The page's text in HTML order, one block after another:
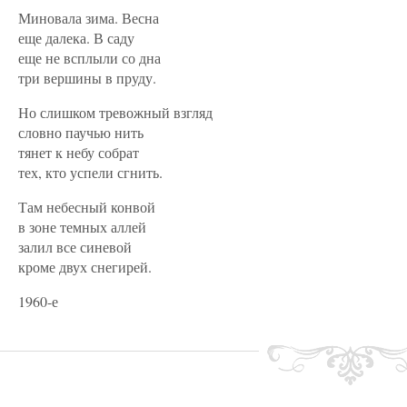
Миновала зима. Весна
еще далека. В саду
еще не всплыли со дна
три вершины в пруду.
Но слишком тревожный взгляд
словно паучью нить
тянет к небу собрат
тех, кто успели сгнить.
Там небесный конвой
в зоне темных аллей
залил все синевой
кроме двух снегирей.
1960-е